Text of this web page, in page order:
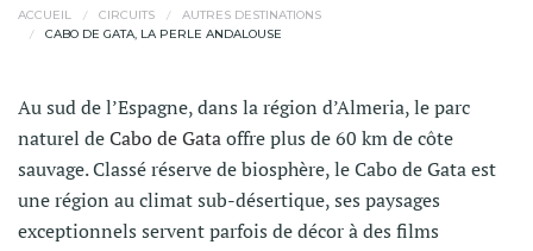
ACCUEIL CIRCUITS
AUTRES DESTINATIONS
CABO DE GATA, LA PERLE ANDALOUSE
Au sud de l’Espagne, dans la région d’Almeria, le parc
naturel deCabo de Gataoffre plus de 60 km de côte
sauvage. Classé réserve de biosphère, le Cabo de Gata est
une région au climat sub-désertique, ses paysages
exceptionnels servent parfois de décor à des films